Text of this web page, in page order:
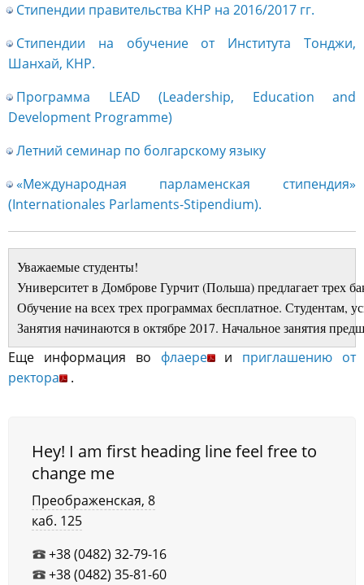
Стипендии правительства КНР на 2016/2017 гг.
Стипендии на обучение от Института Тонджи,
Шанхай, КНР.
Программа LEAD (Leadership, Education and
Development Programme)
Летний семинар по болгарскому языку
«Международная парламенская стипендия»
(Internationales Parlaments-Stipendium).
Уважаемые студенты!
Университет в Домброве Гурчит (Польша) предлагает трех
Обучение на всех трех программах бесплатное. Студентам,
Занятия начинаются в октябре 2017. Начальное занятия
Еще информация во флаере и приглашению от
ректора
.
Hey! I am first heading line feel free to
change me
Преображенская, 8
каб. 125
+38 (0482) 32-79-16
+38 (0482) 35-81-60